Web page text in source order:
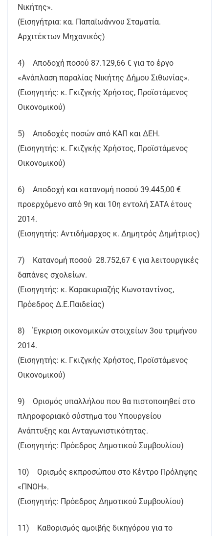
Νικήτης».
(Εισηγήτρια: κα. Παπαϊωάννου Σταματία.
Αρχιτέκτων Μηχανικός)
4) Αποδοχή ποσού 87.129,66 € για το έργο
«Ανάπλαση παραλίας Νικήτης Δήμου Σιθωνίας».
(Εισηγητής: κ. Γκιζγκής Χρήστος, Προϊστάμενος
Οικονομικού)
5) Αποδοχές ποσών από ΚΑΠ και ΔΕΗ.
(Εισηγητής: κ. Γκιζγκής Χρήστος, Προϊστάμενος
Οικονομικού)
6) Αποδοχή και κατανομή ποσού 39.445,00 €
προερχόμενο από 9η και 10η εντολή ΣΑΤΑ έτους
2014.
(Εισηγητής: Αντιδήμαρχος κ. Δημητρός Δημήτριος)
7) Κατανομή ποσού 28.752,67 € για λειτουργικές
δαπάνες σχολείων.
(Εισηγητής: κ. Καρακυριαζής Κωνσταντίνος,
Πρόεδρος Δ.Ε.Παιδείας)
8) Έγκριση οικονομικών στοιχείων 3ου τριμήνου
2014.
(Εισηγητής: κ. Γκιζγκής Χρήστος, Προϊστάμενος
Οικονομικού)
9) Ορισμός υπαλλήλου που θα πιστοποιηθεί στο
πληροφοριακό σύστημα του Υπουργείου
Ανάπτυξης και Ανταγωνιστικότητας.
(Εισηγητής: Πρόεδρος Δημοτικού Συμβουλίου)
10) Ορισμός εκπροσώπου στο Κέντρο Πρόληψης
«ΠΝΟΗ».
(Εισηγητής: Πρόεδρος Δημοτικού Συμβουλίου)
11) Καθορισμός αμοιβής δικηγόρου για το